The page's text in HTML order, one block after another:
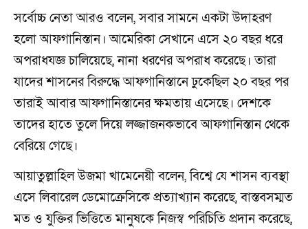
সর্বোচ্চ নেতা আরও বলেন, সবার সামনে একটা উদাহরণ
হলো আফগানিস্তান। আমেরিকা সেখানে এসে ২০ বছর ধরে
অপরাধযজ্ঞ চালিয়েছে, নানা ধরণের অপরাধ করেছে। তারা
যাদের শাসনের বিরুদ্ধে আফগানিস্তানে ঢুকেছিল ২০ বছর পর
তারাই আবার আফগানিস্তানের ক্ষমতায় এসেছে। দেশকে
তাদের হাতে তুলে দিয়ে লজ্জাজনকভাবে আফগানিস্তান থেকে
বেরিয়ে গেছে।
আয়াতুল্লাহিল উজমা খামেনেয়ী বলেন, বিশ্বে যে শাসন ব্যবস্থা
এসে লিবারেল ডেমোক্রেসিকে প্রত্যাখ্যান করেছে, বাস্তবসম্মত
মত ও যুক্তির ভিত্তিতে মানুষকে নিজস্ব পরিচিতি প্রদান করেছে,